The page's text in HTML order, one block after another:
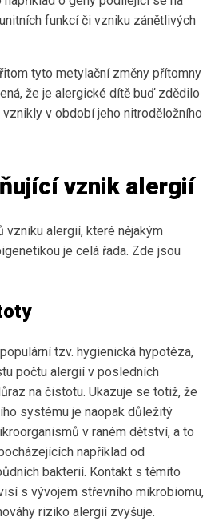
funkcí či vzniku zánětlivých
tyto metylační změny přítomny
že je alergické dítě buď zdědilo
v období jeho nitroděložního
vznik alergií
alergií, které nějakým
je celá řada. Zde jsou
tzv. hygienická hypotéza,
počtu alergií v posledních
na čistotu. Ukazuje se totiž, že
systému je naopak důležitý
v raném dětství, a to
například od
bakterií. Kontakt s těmito
s vývojem střevního mikrobiomu,
riziko alergií zvyšuje.